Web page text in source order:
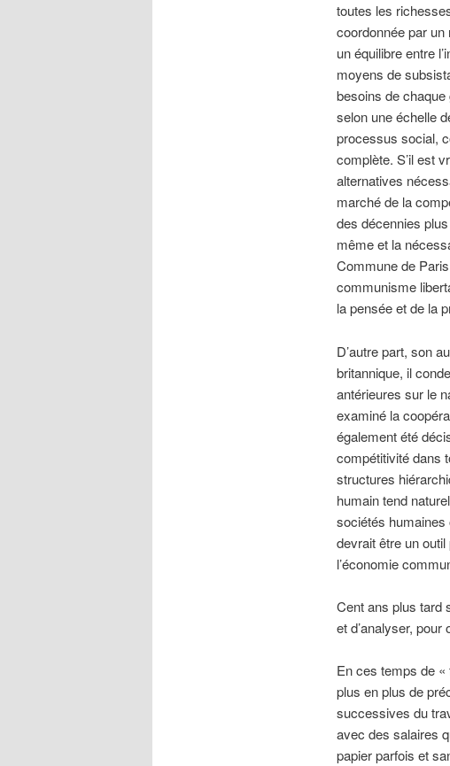
toutes les
coordonnée par
un équilibre entre
moyens de
besoins de
selon une échelle
processus social,
complète. S’il est
alternatives
marché de la
des décennies
même et la
Commune de
communisme
la pensée et de la
D’autre part, son
britannique, il
antérieures sur le
examiné la
également été
compétitivité dans
structures
humain tend
sociétés humaines
devrait être un
l’économie
Cent ans plus tard
et d’analyser,
En ces temps de «
plus en plus de
successives du
avec des salaires
papier parfois et